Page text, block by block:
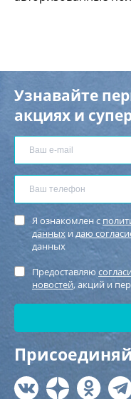
Узнавайте
акциях и
Я ознакомлен с
данных идаю
данных
Предоставляю
новостей, акций и